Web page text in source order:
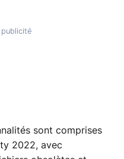
sont comprises
2022, avec